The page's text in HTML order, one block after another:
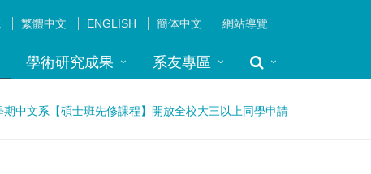
繁體中文 ENGLISH 簡体中文 網站導覽
學術研究成果 系友專區
期中文系【碩士班先修課程】開放全校大三以上同學申請